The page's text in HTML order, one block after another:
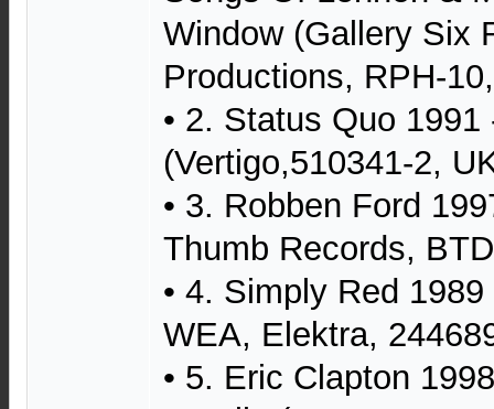
Window (Gallery Six
Productions, RPH-
• 2. Status Quo
(Vertigo,510341-2,
• 3. Robben Ford
Thumb Records,
• 4. Simply Red
WEA, Elektra,
• 5. Eric Clapton